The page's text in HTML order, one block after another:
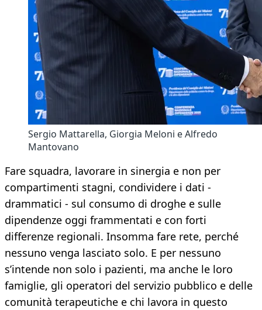
Sergio Mattarella, Giorgia Meloni e Alfredo
Mantovano
Fare squadra, lavorare in sinergia e non per
compartimenti stagni, condividere i dati -
drammatici - sul consumo di droghe e sulle
dipendenze oggi frammentati e con forti
differenze regionali. Insomma fare rete, perché
nessuno venga lasciato solo. E per nessuno
s’intende non solo i pazienti, ma anche le loro
famiglie, gli operatori del servizio pubblico e delle
comunità terapeutiche e chi lavora in questo